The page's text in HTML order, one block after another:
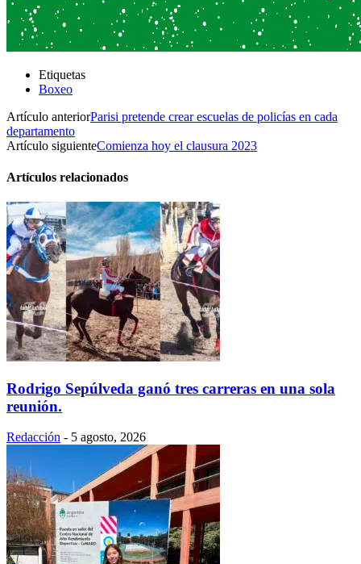
Etiquetas
Boxeo
Artículo anteriorParisi pretende crear escuelas de policías en cada
departamento
Artículo siguienteComienza hoy el clausura 2023
Artículos relacionados
Rodrigo Sepúlveda ganó tres carreras en una sola
reunión.
Redacción - 5 agosto, 2026